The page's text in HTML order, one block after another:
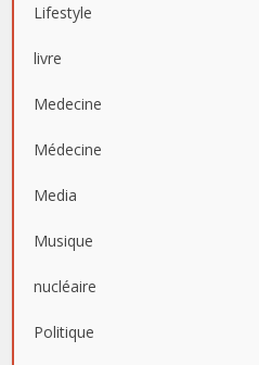
Lifestyle
livre
Medecine
Médecine
Media
Musique
nucléaire
Politique